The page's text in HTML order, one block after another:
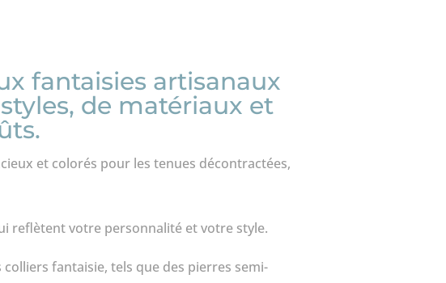
fantaisies artisanaux
de matériaux et
et colorés pour les tenues décontractées,
reflètent votre personnalité et votre style.
fantaisie, tels que des pierres semi-